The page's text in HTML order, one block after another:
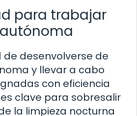
para trabajar
desenvolverse de
y llevar a cabo
con eficiencia
clave para sobresalir
la limpieza nocturna